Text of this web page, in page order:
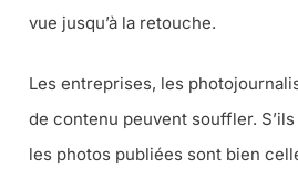
vue jusqu’à la retouche.
Les entreprises, les
de contenu peuvent souffler.
les photos publiées sont bien